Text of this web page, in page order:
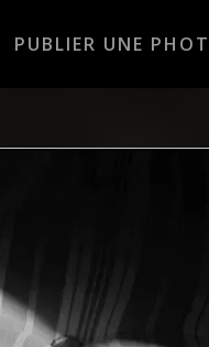
PUBLIER UNE